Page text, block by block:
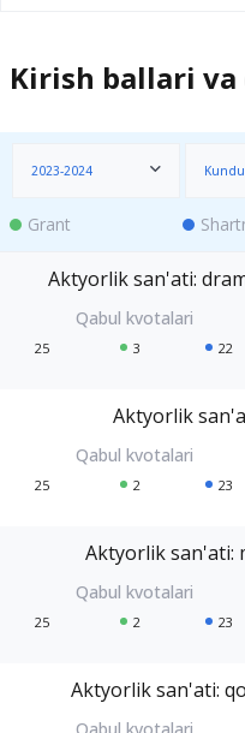
Kirish ballari
2023-2024
Grant
Aktyorlik san'ati:
25 3 22
Aktyorlik
25 2 23
Aktyorlik san'ati:
25 2 23
Aktyorlik san'ati: